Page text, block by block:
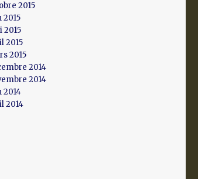
2015
2015
2015
2015
2015
2014
2014
2014
2014